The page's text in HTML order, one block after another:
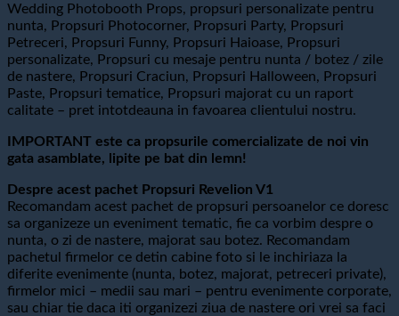
Wedding Photobooth Props, propsuri personalizate pentru
nunta, Propsuri Photocorner, Propsuri Party, Propsuri
Petreceri, Propsuri Funny, Propsuri Haioase, Propsuri
personalizate, Propsuri cu mesaje pentru nunta / botez / zile
de nastere, Propsuri Craciun, Propsuri Halloween, Propsuri
Paste, Propsuri tematice, Propsuri majorat cu un raport
calitate – pret intotdeauna in favoarea clientului nostru.
IMPORTANT este ca propsurile comercializate de noi vin
gata asamblate, lipite pe bat din lemn!
Despre acest pachet Propsuri Revelion V1
Recomandam acest pachet de propsuri persoanelor ce doresc
sa organizeze un eveniment tematic, fie ca vorbim despre o
nunta, o zi de nastere, majorat sau botez. Recomandam
pachetul firmelor ce detin cabine foto si le inchiriaza la
diferite evenimente (nunta, botez, majorat, petreceri private),
firmelor mici – medii sau mari – pentru evenimente corporate,
sau chiar tie daca iti organizezi ziua de nastere ori vrei sa faci